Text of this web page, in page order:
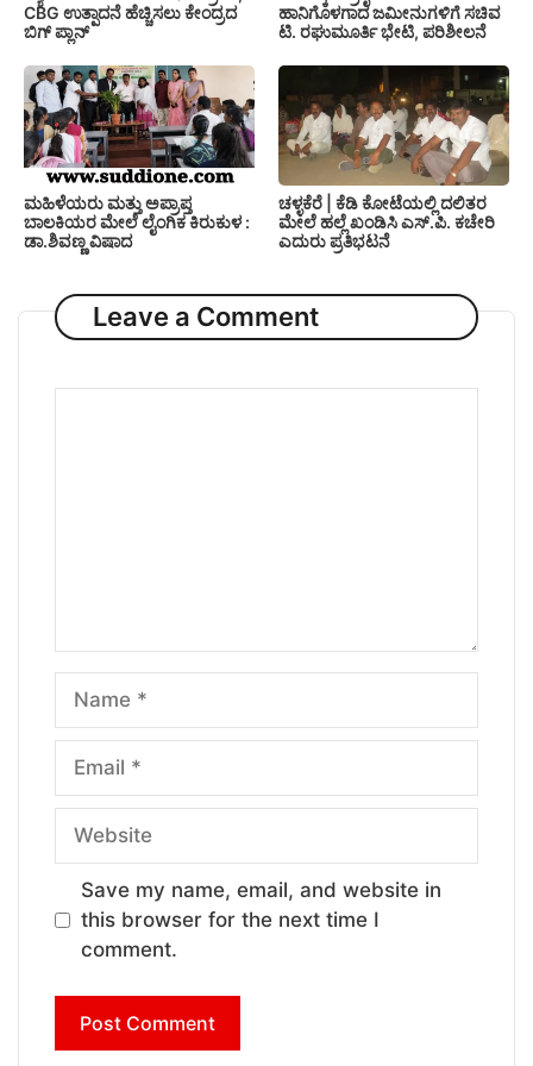
CBG ಉತ್ಪಾದನೆ ಹೆಚ್ಚಿಸಲು ಕೇಂದ್ರದ
ಬಿಗ್ ಪ್ಲಾನ್
ಹಾನಿಗೊಳಗಾದ ಜಮೀನುಗಳಿಗೆ ಸಚಿವ
ಟಿ. ರಘುಮೂರ್ತಿ ಭೇಟಿ, ಪರಿಶೀಲನೆ
ಮಹಿಳೆಯರು ಮತ್ತು ಅಪ್ರಾಪ್ತ
ಬಾಲಕಿಯರ ಮೇಲೆ ಲೈಂಗಿಕ ಕಿರುಕುಳ :
ಡಾ.ಶಿವಣ್ಣ ವಿಷಾದ
ಚಳ್ಳಕೆರೆ | ಕೆಡಿ ಕೋಟೆಯಲ್ಲಿ ದಲಿತರ
ಮೇಲೆ ಹಲ್ಲೆ ಖಂಡಿಸಿ ಎಸ್.ಪಿ. ಕಚೇರಿ
ಎದುರು ಪ್ರತಿಭಟನೆ
Leave a Comment
Name
Email
Website
Save my name, email, and website in
this browser for the next time I
comment.